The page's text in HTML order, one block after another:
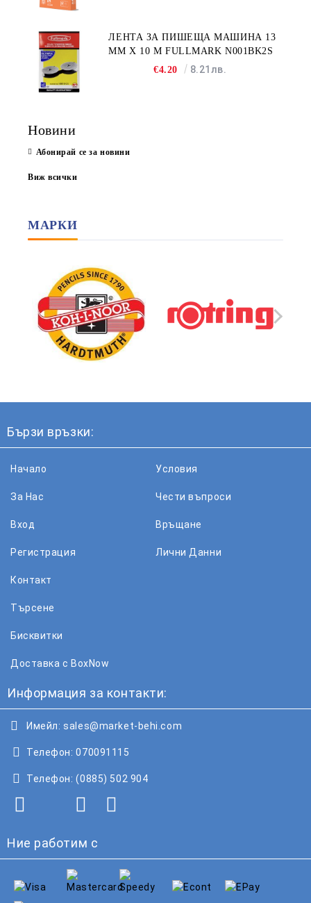
ЛЕНТА ЗА ПИШЕЩА МАШИНА 13
MM X 10 M FULLMARK N001BK2S
€4.20
8.21лв.
Новини
Абонирай се за новини
Виж всички
МАРКИ
Бързи връзки:
Начало
За Нас
Вход
Регистрация
Условия
Чести въпроси
Връщане
Лични Данни
Контакт
Търсене
Бисквитки
Доставка с BoxNow
Информация за контакти:
Имейл: sales@market-behi.com
Телефон: 070091115
Телефон: (0885) 502 904
Ние работим с